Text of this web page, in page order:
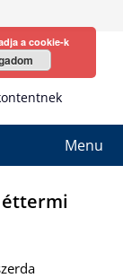
Menu
éttermi
a cookie-k